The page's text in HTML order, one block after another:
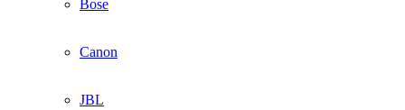
Bose
Canon
JBL